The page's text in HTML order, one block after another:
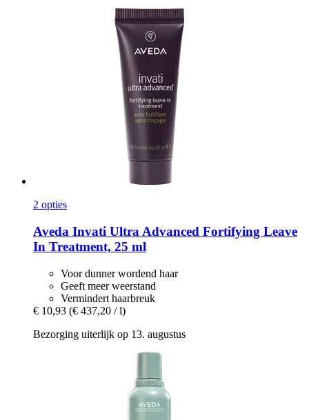
2 opties
Aveda Invati Ultra Advanced Fortifying Leave
In Treatment, 25 ml
Voor dunner wordend haar
Geeft meer weerstand
Vermindert haarbreuk
€ 10,93 (€ 437,20 / l)
Bezorging uiterlijk op 13. augustus